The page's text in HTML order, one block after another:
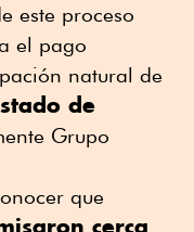
este proceso
el pago
natural de
de
Grupo
que
cerca